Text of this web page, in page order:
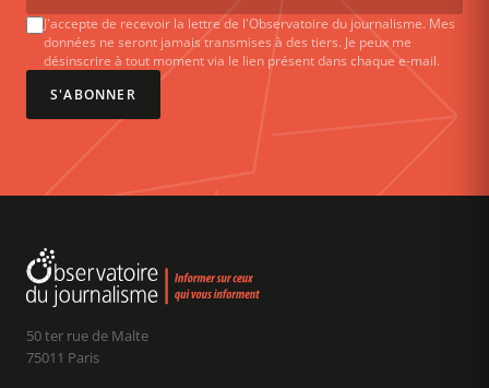
J'accepte de recevoir la lettre de l'Observatoire du journalisme. Mes
données ne seront jamais transmises à des tiers. Je peux me
désinscrire à tout moment via le lien présent dans chaque e-mail.
S'ABONNER
50 ter rue de Malte
75011 Paris